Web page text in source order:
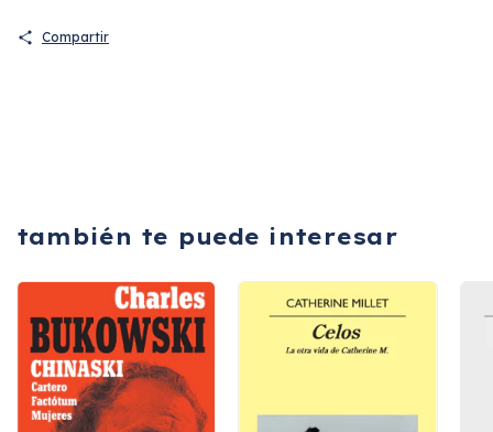
Compartir
también te puede interesar